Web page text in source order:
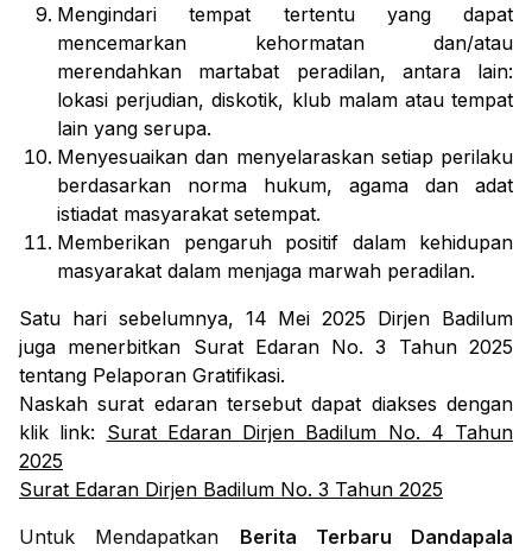
Mengindari tempat tertentu yang dapat
mencemarkan kehormatan dan/atau
merendahkan martabat peradilan, antara lain:
lokasi perjudian, diskotik, klub malam atau tempat
lain yang serupa.
Menyesuaikan dan menyelaraskan setiap perilaku
berdasarkan norma hukum, agama dan adat
istiadat masyarakat setempat.
Memberikan pengaruh positif dalam kehidupan
masyarakat dalam menjaga marwah peradilan.
Satu hari sebelumnya, 14 Mei 2025 Dirjen Badilum
juga menerbitkan Surat Edaran No. 3 Tahun 2025
tentang Pelaporan Gratifikasi.
Naskah surat edaran tersebut dapat diakses dengan
klik link: Surat Edaran Dirjen Badilum No. 4 Tahun
2025
Surat Edaran Dirjen Badilum No. 3 Tahun 2025
Untuk Mendapatkan Berita Terbaru Dandapala